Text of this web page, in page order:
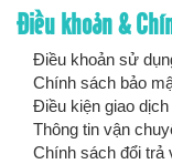
Điều khoản &
Điều khoản sử
Chính sách bảo
Điều kiện giao
Thông tin vận
Chính sách đổi trả